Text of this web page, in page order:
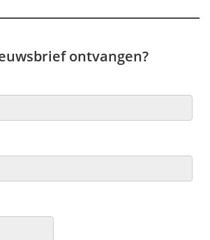
ontvangen?